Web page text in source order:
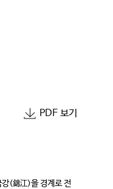
PDF 보기
(錦江)을 경계로 전